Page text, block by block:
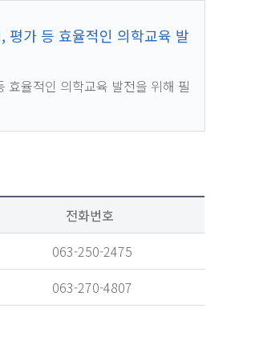
평가 등 효율적인 의학교육 발
효율적인 의학교육 발전을 위해 필
전화번호
063-250-2475
063-270-4807